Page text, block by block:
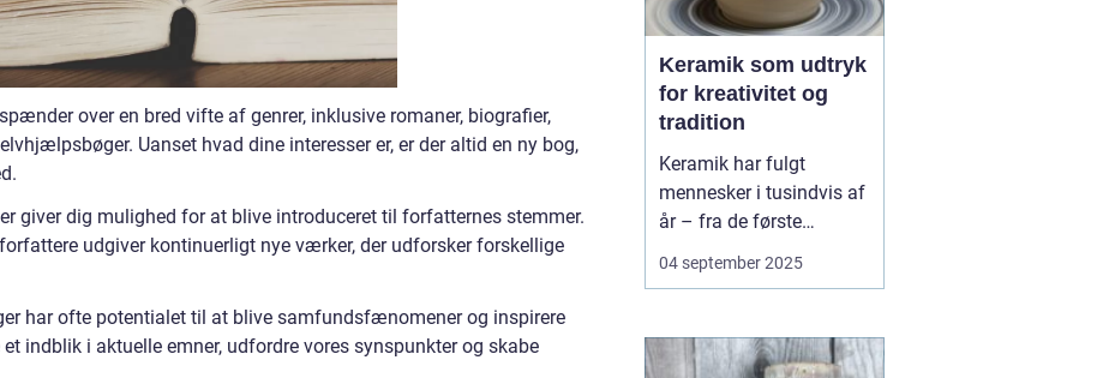
over en bred vifte af genrer, inklusive romaner, biografier,
Uanset hvad dine interesser er, er der altid en ny bog,
giver dig mulighed for at blive introduceret til forfatternes stemmer.
udgiver kontinuerligt nye værker, der udforsker forskellige
har ofte potentialet til at blive samfundsfænomener og inspirere
indblik i aktuelle emner, udfordre vores synspunkter og skabe
Keramik som udtryk
for kreativitet og
tradition
Keramik har fulgt
mennesker i tusindvis af
år – fra de første
lerkrukker til nutidens
kunstneriske værker. Det
håndværkstradition, der
både har praktisk og
04 september 2025